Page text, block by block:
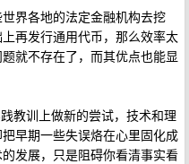
界各地的法定金融机构去挖
再发行通用代币，那么效率太
就不存在了，而其优点也能显
教训上做新的尝试，技术和理
早期一些失误烙在心里固化成
发展，只是阻碍你看清事实看